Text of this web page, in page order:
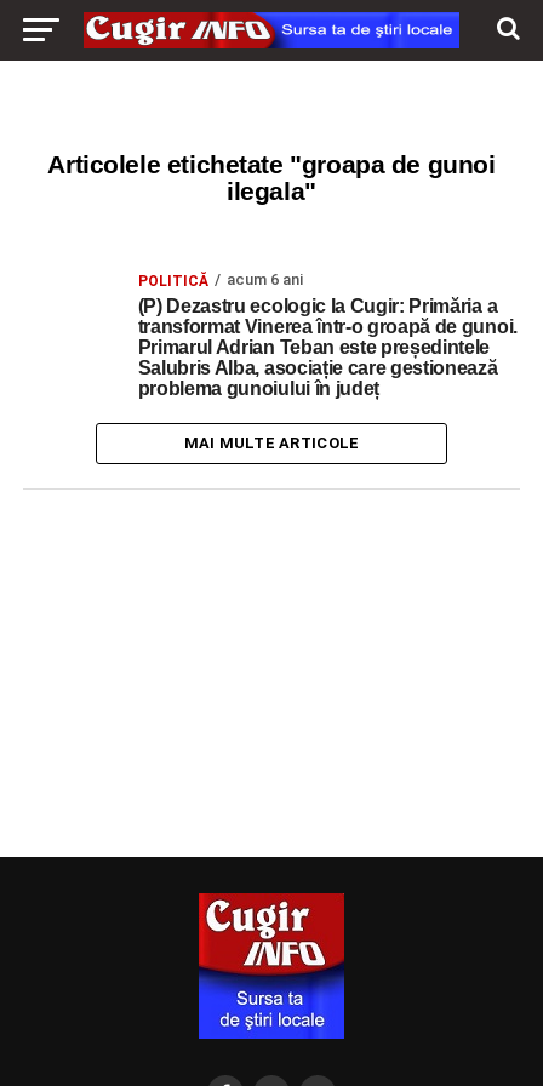
Articolele etichetate "groapa de gunoi
ilegala"
POLITICĂ acum 6 ani
(P) Dezastru ecologic la Cugir: Primăria a
transformat Vinerea într-o groapă de gunoi.
Primarul Adrian Teban este președintele
Salubris Alba, asociație care gestionează
problema gunoiului în județ
MAI MULTE ARTICOLE